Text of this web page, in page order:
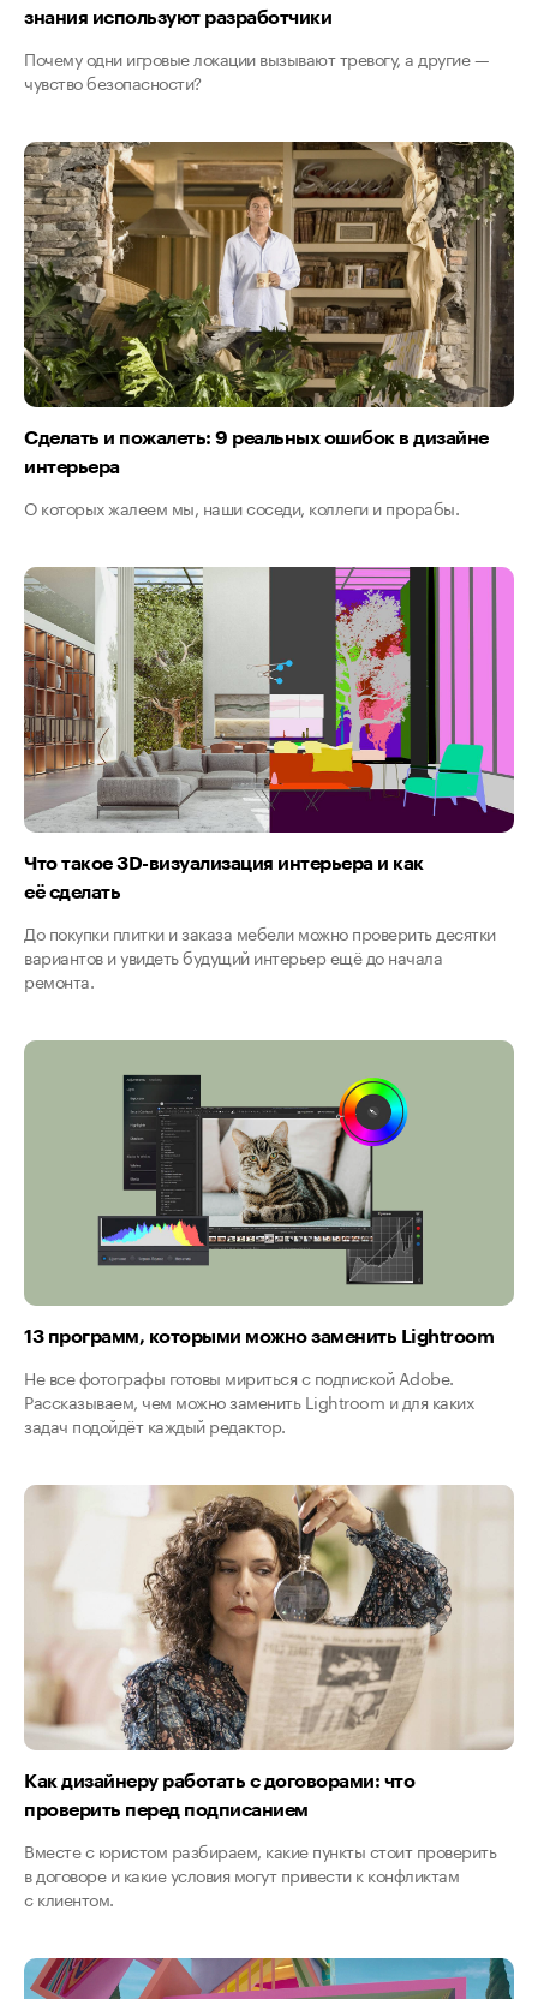
знания используют разработчики
Почему одни игровые локации вызывают тревогу, а другие —
чувство безопасности?
Сделать и пожалеть: 9 реальных ошибок в дизайне
интерьера
О которых жалеем мы, наши соседи, коллеги и прорабы.
Что такое 3D-визуализация интерьера и как
её сделать
До покупки плитки и заказа мебели можно проверить десятки
вариантов и увидеть будущий интерьер ещё до начала
ремонта.
13 программ, которыми можно заменить Lightroom
Не все фотографы готовы мириться с подпиской Adobe.
Рассказываем, чем можно заменить Lightroom и для каких
задач подойдёт каждый редактор.
Как дизайнеру работать с договорами: что
проверить перед подписанием
Вместе с юристом разбираем, какие пункты стоит проверить
в договоре и какие условия могут привести к конфликтам
с клиентом.